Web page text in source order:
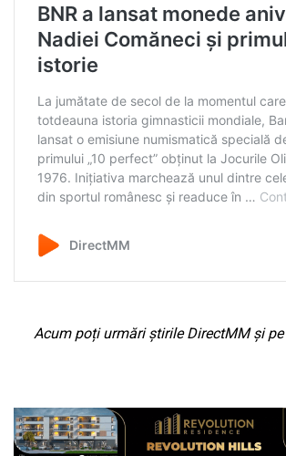
Acum poți urmări știrile DirectMM și pe